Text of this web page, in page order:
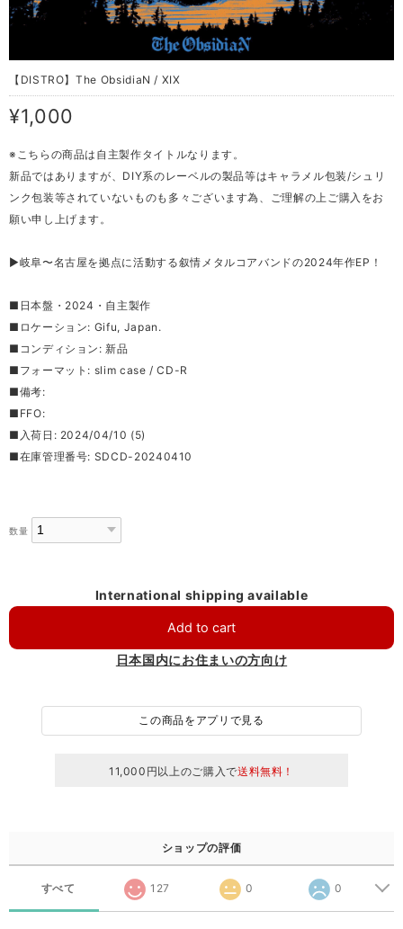
【DISTRO】The ObsidiaN / XIX
¥1,000
※こちらの商品は自主製作タイトルなります。
新品ではありますが、DIY系のレーベルの製品等はキャラメル包装/シュリ
ンク包装等されていないものも多々ございます為、ご理解の上ご購入をお
願い申し上げます。
▶︎岐阜〜名古屋を拠点に活動する叙情メタルコアバンドの2024年作EP！
■日本盤・2024・自主製作
■ロケーション: Gifu, Japan.
■コンディション: 新品
■フォーマット: slim case / CD-R
■備考:
■FFO:
■入荷日: 2024/04/10 (5)
■在庫管理番号: SDCD-20240410
数量
International shipping available
Add to cart
日本国内にお住まいの方向け
この商品をアプリで見る
11,000円以上のご購入で送料無料！
ショップの評価
すべて 127 0 0